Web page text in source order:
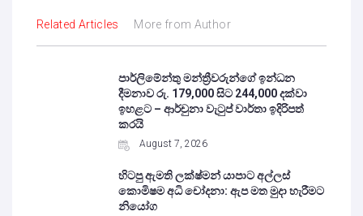
Related Articles More from Author
පාර්ලිමේන්තු මන්ත්‍රීවරුන්ගේ ඉන්ධන
දීමනාව රු. 179,000 සිට 244,000 දක්වා
ඉහළට – ආර්චුනා වැටුප් වාර්තා ඉදිරිපත්
කරයි
August 7, 2026
හිටපු ඇමති ලක්ෂ්මන් යාපාට අල්ලස්
කොමිෂම අධි චෝදනා: ඇප මත මුදා හැරීමට
නියෝග